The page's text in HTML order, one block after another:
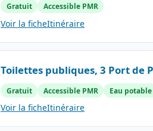
Gratuit Accessible PMR
Voir la ficheItinéraire
Toilettes publiques, 3 Port de
Gratuit Accessible PMR Eau potable
Voir la ficheItinéraire